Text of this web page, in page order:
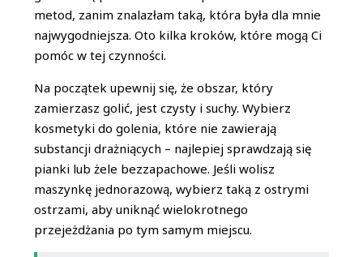
metod, zanim znalazłam taką, która była dla mnie
najwygodniejsza. Oto kilka kroków, które mogą Ci
pomóc w tej czynności.
Na początek upewnij się, że obszar, który
zamierzasz golić, jest czysty i suchy. Wybierz
kosmetyki do golenia, które nie zawierają
substancji drażniących – najlepiej sprawdzają się
pianki lub żele bezzapachowe. Jeśli wolisz
maszynkę jednorazową, wybierz taką z ostrymi
ostrzami, aby uniknąć wielokrotnego
przejeżdżania po tym samym miejscu.